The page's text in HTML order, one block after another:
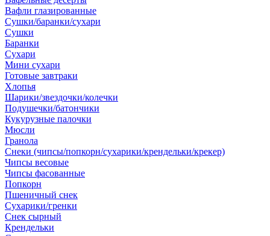
Вафли глазированные
Сушки/баранки/сухари
Сушки
Баранки
Сухари
Мини сухари
Готовые завтраки
Хлопья
Шарики/звездочки/колечки
Подушечки/батончики
Кукурузные палочки
Мюсли
Гранола
Снеки (чипсы/попкорн/сухарики/крендельки/крекер)
Чипсы весовые
Чипсы фасованные
Попкорн
Пшеничный снек
Сухарики/гренки
Снек сырный
Крендельки